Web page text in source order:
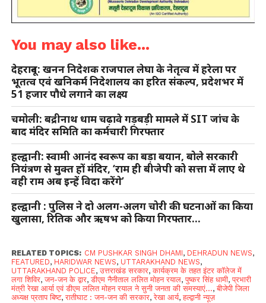
You may also like...
देहरादून: खनन निदेशक राजपाल लेघा के नेतृत्व में हरेला पर
भूतत्व एवं खनिकर्म निदेशालय का हरित संकल्प, प्रदेशभर में
51 हजार पौधे लगाने का लक्ष्य
चमोली: बद्रीनाथ धाम चढ़ावे गड़बड़ी मामले में SIT जांच के
बाद मंदिर समिति का कर्मचारी गिरफ्तार
हल्द्वानी: स्वामी आनंद स्वरूप का बड़ा बयान, बोले सरकारी
नियंत्रण से मुक्त हों मंदिर, ‘राम ही बीजेपी को सत्ता में लाए थे
वही राम अब इन्हें विदा करेंगे’
हल्द्वानी : पुलिस ने दो अलग-अलग चोरी की घटनाओं का किया
खुलासा, रितिक और ऋषभ को किया गिरफ्तार…
RELATED TOPICS: CM PUSHKAR SINGH DHAMI, DEHRADUN NEWS,
FEATURED, HARIDWAR NEWS, UTTARAKHAND NEWS,
UTTARAKHAND POLICE,उत्तराखंड सरकार,कार्यक्रम के तहत इंटर कॉलेज में
लगा शिविर,जन-जन के द्वार,डीएम नैनीताल ललित मोहन रयाल,पुष्कर सिंह धामी,प्रभारी
मंत्री रेखा आर्या एवं डीएम ललित मोहन रयाल ने सुनी जनता की समस्याएं...,बीजेपी जिला
अध्यक्ष प्रताप बिष्ट,रातीघाट : जन-जन की सरकार,रेखा आर्य,हल्द्वानी न्यूज़